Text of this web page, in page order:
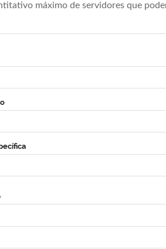
máximo de servidores que